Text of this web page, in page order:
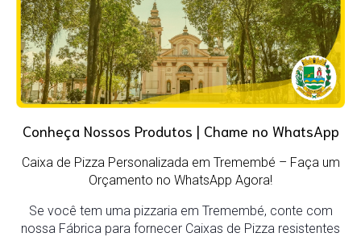
Conheça Nossos Produtos | Chame no WhatsApp
Caixa de Pizza Personalizada em Tremembé – Faça um
Orçamento no WhatsApp Agora!
Se você tem uma pizzaria em Tremembé, conte com
nossa Fábrica para fornecer Caixas de Pizza resistentes